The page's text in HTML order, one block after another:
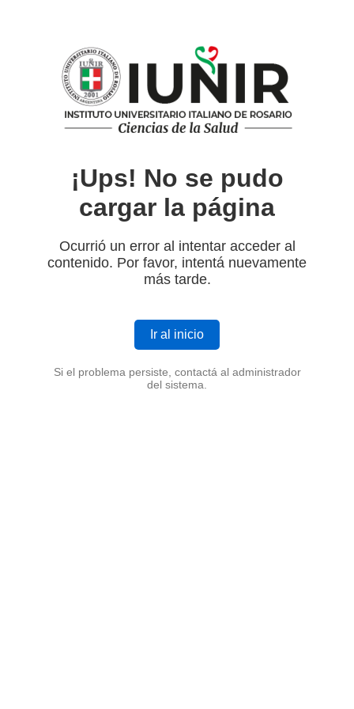
¡Ups! No se pudo
cargar la página
Ocurrió un error al intentar acceder al
contenido. Por favor, intentá nuevamente
más tarde.
Ir al inicio
Si el problema persiste, contactá al administrador
del sistema.